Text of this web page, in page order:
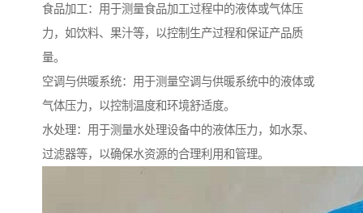
食品加工：用于测量食品加工过程中的液体或气体压
力，如饮料、果汁等，以控制生产过程和保证产品质
量。
空调与供暖系统：用于测量空调与供暖系统中的液体或
气体压力，以控制温度和环境舒适度。
水处理：用于测量水处理设备中的液体压力，如水泵、
过滤器等，以确保水资源的合理利用和管理。